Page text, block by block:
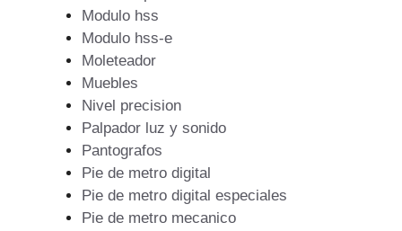
Modulo hss
Modulo hss-e
Moleteador
Muebles
Nivel precision
Palpador luz y sonido
Pantografos
Pie de metro digital
Pie de metro digital especiales
Pie de metro mecanico